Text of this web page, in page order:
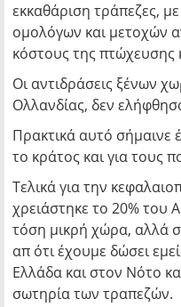
εκκαθάριση τράπεζες,
ομολόγων και μετοχών
κόστους της πτώχευσης
Οι αντιδράσεις ξένων
Ολλανδίας, δεν
Πρακτικά αυτό σήμαινε
το κράτος και για τους
Τελικά για την
χρειάστηκε το 20% του
τόση μικρή χώρα, αλλά
απ ότι έχουμε δώσει
Ελλάδα και στον Νότο
σωτηρία των τραπεζών.